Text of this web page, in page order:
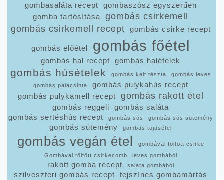
gombasaláta recept
gombaszósz egyszerűen
gomba tartósítása
gombás csirkemell
gombás csirkemell recept
gombás csirke recept
gombás előétel gombás főétel
gombás hal recept gombás halételek
gombás húsételek gombás kelt tészta
gombás leves
gombás palacsinta
gombás pulykahús recept
gombás pulykamell recept
gombás rakott étel
gombás reggeli
gombás saláta
gombás sertéshús recept
gombás sós gombás sós sütemény
gombás sütemény gombás tojásétel
gombás vegán étel
gombával töltött csirke
Gombával töltött csirkecomb
leves gombából
rakott gomba recept saláta gombából
szilveszteri gombás recept tejszínes gombamártás